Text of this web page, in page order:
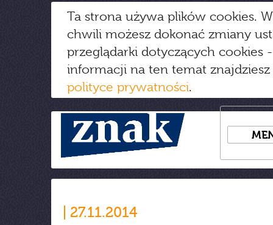
Ta strona używa plików cookies.
chwili możesz dokonać zmiany
przeglądarki dotyczących cookies
informacji na ten temat
polityce prywatności.
27.11.2014